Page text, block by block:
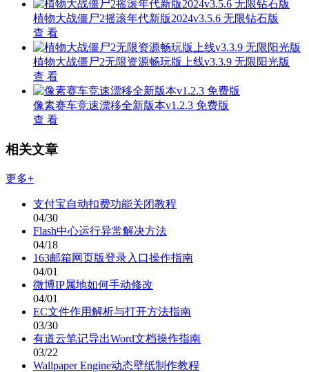
植物大战僵尸2摇滚年代新版2024v3.5.6 无限钻石版
查 看
植物大战僵尸2无限资源畅玩版上线v3.3.9 无限阳光版
查 看
像素赛车竞速漂移全新版本v1.2.3 免费版
查 看
相关文章
更多+
支付宝自动扣费功能关闭教程
04/30
Flash中心运行异常解决方法
04/18
163邮箱网页版登录入口操作指南
04/01
微博IP属地如何手动修改
04/01
EC文件作用解析与打开方法指南
03/30
有道云笔记导出Word文档操作指南
03/22
Wallpaper Engine动态壁纸制作教程